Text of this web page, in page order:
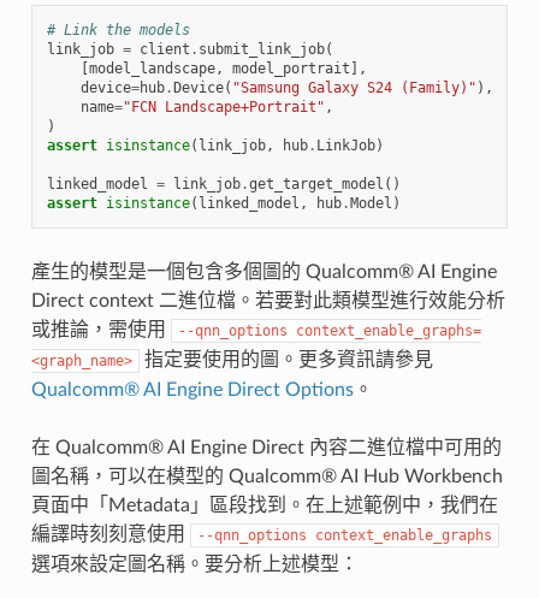
# Link the models
link_job = client . submit_link_job(
[model_landscape, model_portrait ],
device=hub.Device( "Samsung Galaxy S24 (Family)" ),
name="FCN Landscape+Portrait" ,
)
assert isinstance( link_job, hub. LinkJob)
linked_model = link_job.get_target_model ()
assert isinstance( linked_model , hub.Model )
產生的模型是一個包含多個圖的 Qualcomm® AI Engine
Direct context 二進位檔。若要對此類模型進行效能分析
或推論，需使用
--qnn_options
context_enable_graphs=
<graph_name>
指定要使用的圖。更多資訊請參見
Qualcomm® AI Engine Direct Options。
在 Qualcomm® AI Engine Direct 內容二進位檔中可用的
圖名稱，可以在模型的 Qualcomm® AI Hub Workbench
頁面中「Metadata」區段找到。在上述範例中，我們在
編譯時刻刻意使用
--qnn_options context_enable_graphs
選項來設定圖名稱。要分析上述模型：